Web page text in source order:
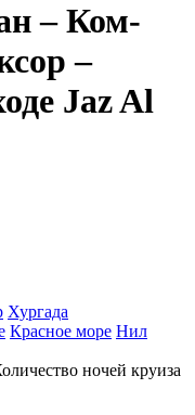
– Ком-
–
Jaz Al
Хургада
Красное море Нил